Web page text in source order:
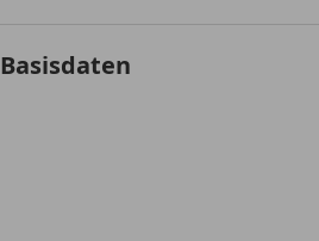
Basisdaten